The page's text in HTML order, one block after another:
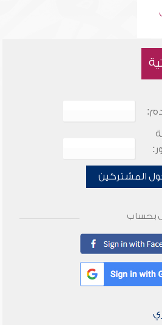
المشتركين
بحساب